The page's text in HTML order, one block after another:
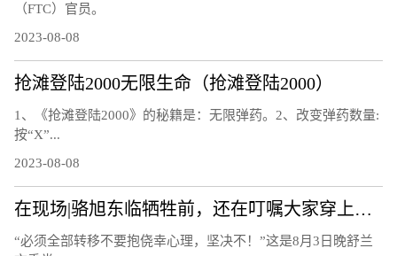
（FTC）官员。
2023-08-08
抢滩登陆2000无限生命（抢滩登陆2000）
1、《抢滩登陆2000》的秘籍是：无限弹药。2、改变弹药数量:
按“X”...
2023-08-08
在现场|骆旭东临牺牲前，还在叮嘱大家穿上救生衣
“必须全部转移不要抱侥幸心理，坚决不！”这是8月3日晚舒兰